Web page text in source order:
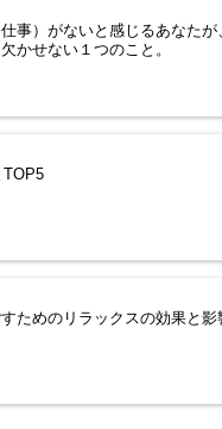
事）がないと感じるあなたが
かせない１つのこと。
TOP5
ためのリラックスの効果と影